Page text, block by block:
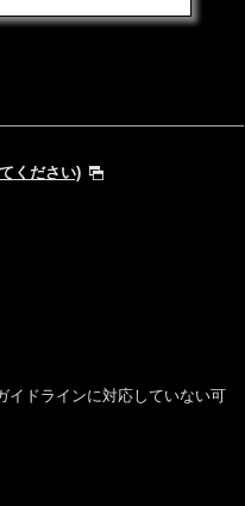
ください)
イドラインに対応していない可